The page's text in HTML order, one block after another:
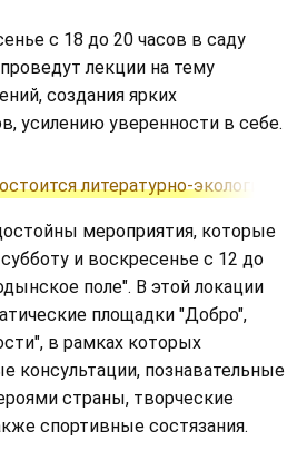
с 18 до 20 часов в саду
лекции на тему
создания ярких
усилению уверенности в себе.
литературно-
мероприятия, которые
и воскресенье с 12 до
поле". В этой локации
площадки "Добро",
в рамках которых
консультации, познавательные
страны, творческие
спортивные состязания.